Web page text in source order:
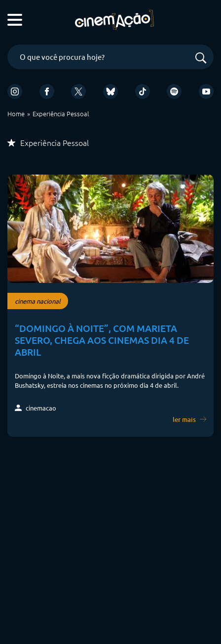
Home Experiência Pessoal
Experiência Pessoal
cinema nacional
“DOMINGO À NOITE”, COM MARIETA
SEVERO, CHEGA AOS CINEMAS DIA 4 DE
ABRIL
Domingo à Noite, a mais nova ficção dramática dirigida por André
Bushatsky, estreia nos cinemas no próximo dia 4 de abril.
cinemacao
ler mais